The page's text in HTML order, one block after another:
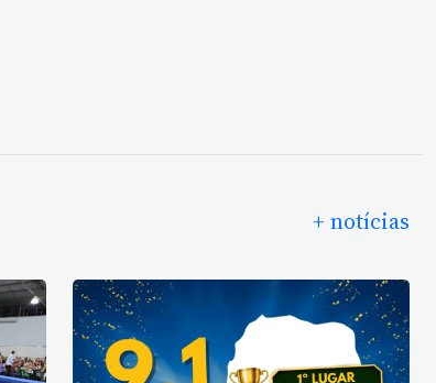
+ notícias